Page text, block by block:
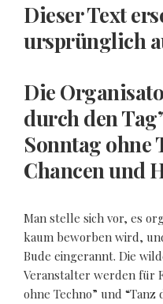
Dieser Text
ursprünglich
Die
durch den
Sonntag ohne
Chancen und
Man stelle sich vor, es
kaum beworben wird,
Bude eingerannt. Die
Veranstalter werden für
ohne Techno” und